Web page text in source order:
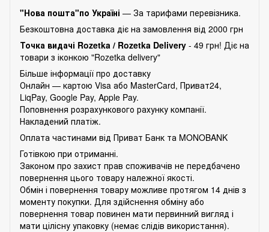
"Нова пошта"по Україні — За тарифами перевізника.
Безкоштовна доставка діє на замовлення від 2000 грн
Точка видачі Rozetka / Rozetka Delivery - 49 грн! Діє на
товари з іконкою "Rozetka delivery"
Більше інформації про доставку
Онлайн — картою Visa або MasterCard, Приват24,
LiqPay, Google Pay, Apple Pay.
Поповнення розрахункового рахунку компанії.
Накладений платіж.
Оплата частинами від Приват Банк та MONOBANK
Готівкою при отриманні.
Законом про захист прав споживачів не передбачено
повернення цього товару належної якості.
Обмін і повернення товару можливе протягом 14 днів з
моменту покупки. Для здійснення обміну або
повернення товар повинен мати первинний вигляд і
мати цілісну упаковку (немає слідів використання).